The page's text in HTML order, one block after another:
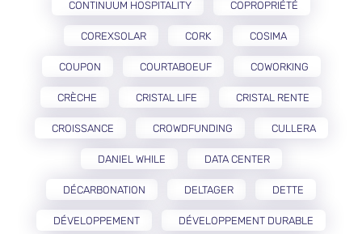
CONTINUUM HOSPITALITY COPROPRIÉTÉ
COREXSOLAR CORK COSIMA
COUPON COURTABOEUF COWORKING
CRÈCHE CRISTAL LIFE CRISTAL RENTE
CROISSANCE CROWDFUNDING CULLERA
DANIEL WHILE DATA CENTER
DÉCARBONATION DELTAGER DETTE
DÉVELOPPEMENT DÉVELOPPEMENT DURABLE